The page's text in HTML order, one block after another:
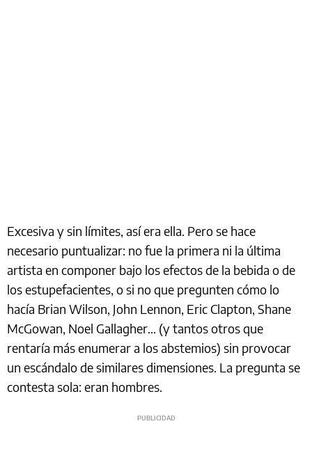
Excesiva y sin límites, así era ella. Pero se hace
necesario puntualizar: no fue la primera ni la última
artista en componer bajo los efectos de la bebida o de
los estupefacientes, o si no que pregunten cómo lo
hacía Brian Wilson, John Lennon, Eric Clapton, Shane
McGowan, Noel Gallagher... (y tantos otros que
rentaría más enumerar a los abstemios) sin provocar
un escándalo de similares dimensiones. La pregunta se
contesta sola: eran hombres.